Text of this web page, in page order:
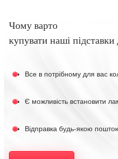
Чому варто
купувати наші підставки
Все в потрібному для вас
Є можливість встановити
Відправка будь-якою